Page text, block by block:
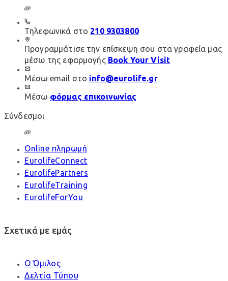
Τηλεφωνικά στο 210 9303800
Προγραμμάτισε την επίσκεψη σου στα γραφεία μας
μέσω της εφαρμογής Book Your Visit
Μέσω email στο info@eurolife.gr
Μέσω φόρμας επικοινωνίας
Σύνδεσμοι
Online πληρωμή
EurolifeConnect
EurolifePartners
EurolifeTraining
EurolifeForYou
Σχετικά με εμάς
Ο Όμιλος
Δελτία Τύπου